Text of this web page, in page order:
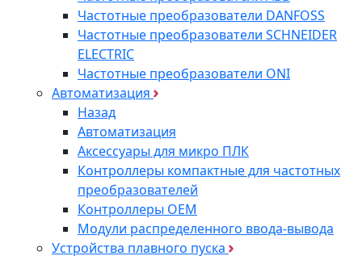
Частотные преобразователи DANFOSS
Частотные преобразователи SCHNEIDER
ELECTRIC
Частотные преобразователи ONI
Автоматизация
Назад
Автоматизация
Аксессуары для микро ПЛК
Контроллеры компактные для частотных
преобразователей
Контроллеры ОЕМ
Модули распределенного ввода-вывода
Устройства плавного пуска